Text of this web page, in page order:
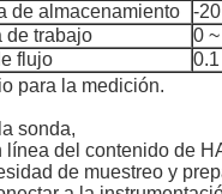
de almacenamiento
-
de trabajo
0
flujo
para la medición.
sonda,
línea del contenido de
de muestreo y